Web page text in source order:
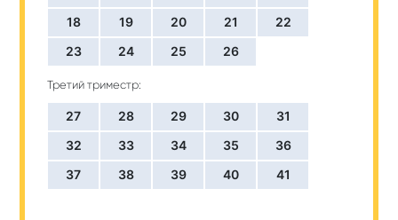
18
19 20 21
22
23
24 25 26
Третий триместр:
27 28 29 30
31
32
33 34 35
36
37
38 39 40 41